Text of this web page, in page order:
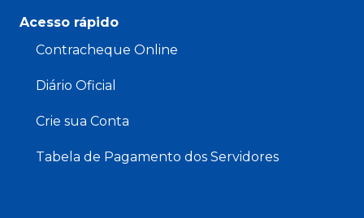
Acesso rápido
Contracheque Online
Diário Oficial
Crie sua Conta
Tabela de Pagamento dos Servidores